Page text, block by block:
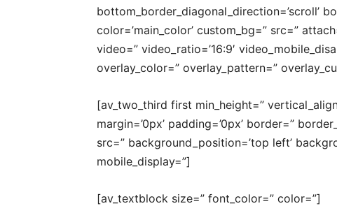
bottom_border_diagonal_direction=’scroll’
color=’main_color’ custom_bg=” src=”
video=” video_ratio=’16:9′
overlay_color=” overlay_pattern=”
[av_two_third first min_height=”
margin=’0px’ padding=’0px’ border=”
src=” background_position=’top left’
mobile_display=”]
[av_textblock size=” font_color=” color=”]